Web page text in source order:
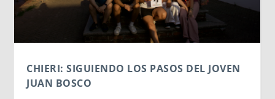
CHIERI: SIGUIENDO LOS PASOS DEL JOVEN
JUAN BOSCO